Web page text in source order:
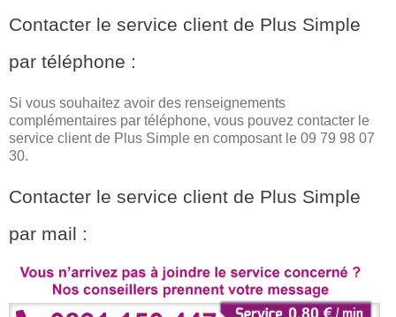
Contacter le service client de Plus Simple
par téléphone :
Si vous souhaitez avoir des renseignements
complémentaires par téléphone, vous pouvez contacter le
service client de Plus Simple en composant le 09 79 98 07
30.
Contacter le service client de Plus Simple
par mail :